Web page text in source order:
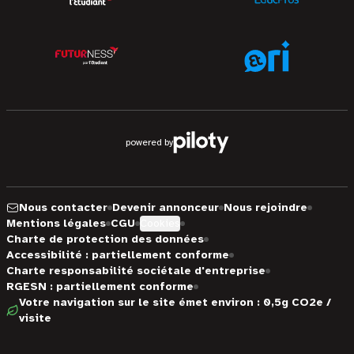
powered by
Nous contacter Devenir annonceur Nous rejoindre
Mentions légales CGU
Charte de protection des données
Accessibilité : partiellement conforme
Charte responsabilité sociétale d'entreprise
RGESN : partiellement conforme
Votre navigation sur le site émet environ : 0,5g CO2e /
visite